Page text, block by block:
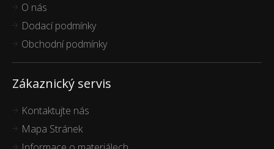
O nás
Dodací podmínky
Obchodní podmínky
Zákaznický servis
Kontaktujte nás
Mapa Stránek